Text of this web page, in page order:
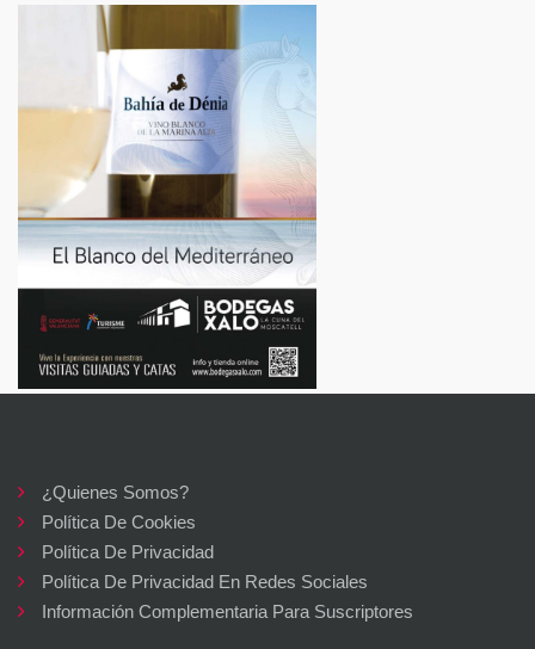
¿Quienes Somos?
Política De Cookies
Política De Privacidad
Política De Privacidad En Redes Sociales
Información Complementaria Para Suscriptores